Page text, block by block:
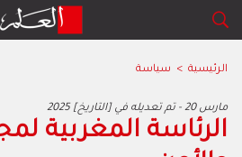
الرئيسية > سياسة
2025 مارس 20 - تم تعديله في [التاريخ]
الرئاسة المغربية